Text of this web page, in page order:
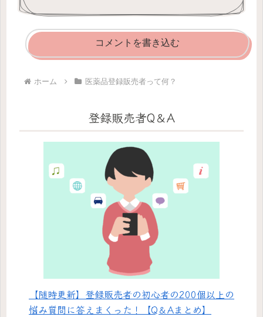
コメントを書き込む
ホーム 医薬品登録販売者って何？
登録販売者Q＆A
【随時更新】登録販売者の初心者の200個以上の
悩み質問に答えまくった！【Q＆Aまとめ】